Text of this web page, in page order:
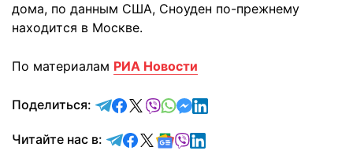
дома, по данным США, Сноуден по-прежнему
находится в Москве.
По материалам РИА Новости
Поделиться: отправить в Telegram
поделиться в Facebook
поделиться в X
отправить в Viber
отправить в Whatsapp
отправить в Messenger
отправить в LinkedIn
Читайте нас в: Читайте в Telegram
Читайте в Facebook
Читайте в X
Читайте в Google news
Читайте в Viber
Читайте в LinkedIn